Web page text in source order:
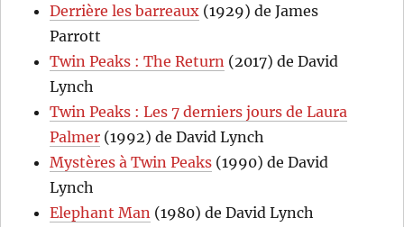
Derrière les barreaux (1929) de James
Parrott
Twin Peaks : The Return (2017) de David
Lynch
Twin Peaks : Les 7 derniers jours de Laura
Palmer (1992) de David Lynch
Mystères à Twin Peaks (1990) de David
Lynch
Elephant Man (1980) de David Lynch